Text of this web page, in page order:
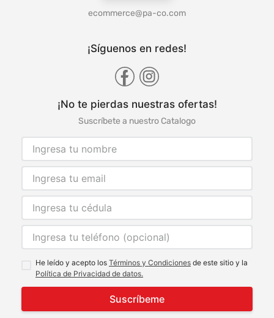
ecommerce@pa-co.com
¡Síguenos en redes!
¡No te pierdas nuestras ofertas!
Suscríbete a nuestro Catalogo
He leído y acepto los Términos y Condiciones de este sitio y la
Política de Privacidad de datos.
Suscríbeme